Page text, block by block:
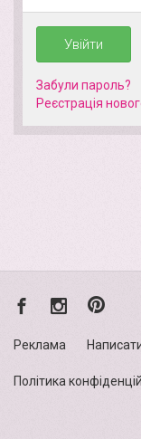
Увійти
Забули пароль?
Реєстрація
Реклама
Політика